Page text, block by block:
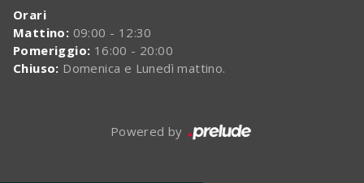
Orari
Mattino: 09:00 - 12:30
Pomeriggio: 16:00 - 20:00
Chiuso: Domenica e Lunedì mattino.
Powered by